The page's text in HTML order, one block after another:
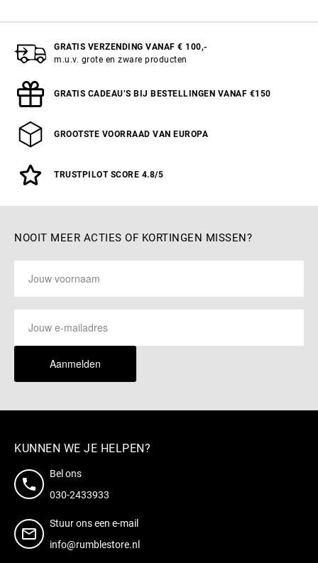
GRATIS VERZENDING VANAF € 100,-
m.u.v. grote en zware producten
GRATIS CADEAU’S BIJ BESTELLINGEN VANAF €150
GROOTSTE VOORRAAD VAN EUROPA
TRUSTPILOT SCORE 4.8/5
NOOIT MEER ACTIES OF KORTINGEN MISSEN?
Aanmelden
KUNNEN WE JE HELPEN?
Bel ons
030-2433933
Stuur ons een e-mail
info@rumblestore.nl